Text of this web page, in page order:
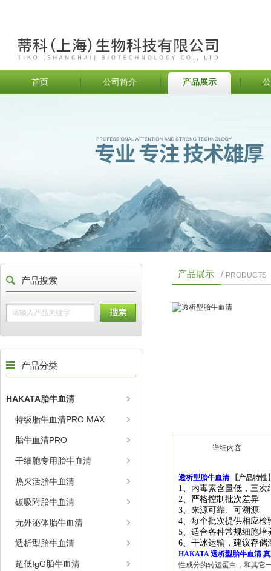
首页 公司简介 产品展示
产品搜索
产品分类
HAKATA胎牛血清
特级胎牛血清PRO MAX
胎牛血清PRO
干细胞专用胎牛血清
热灭活胎牛血清
碳吸附胎牛血清
无外泌体胎牛血清
透析型胎牛血清
超低IgG胎牛血清
产品展示 / PRODUCTS
详细内容
透析型胎牛血清 【产品特性
1、内毒素含量低，三次
2、严格控制批次差异
3、来源可靠、可溯源
4、每个批次提供相应检
5、适合各种常规细胞培
6、干冰运输，建议存
HAKATA透析型胎牛血清真
性成分的转运蛋白，和其它